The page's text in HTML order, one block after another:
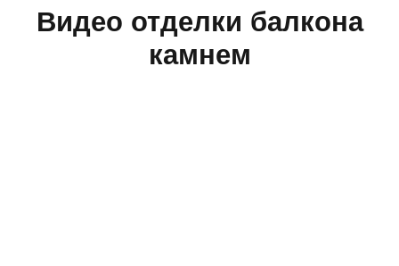
Видео отделки балкона
камнем